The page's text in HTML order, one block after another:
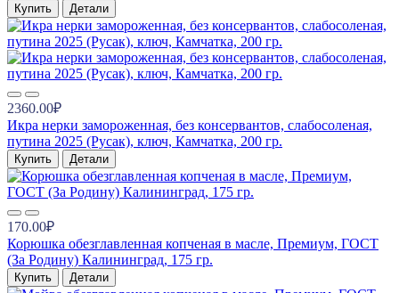
Купить Детали
2360.00₽
Икра нерки замороженная, без консервантов, слабосоленая,
путина 2025 (Русак), ключ, Камчатка, 200 гр.
Купить Детали
170.00₽
Корюшка обезглавленная копченая в масле, Премиум, ГОСТ
(За Родину) Калининград, 175 гр.
Купить Детали